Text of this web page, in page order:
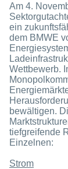
Am 4.
ein
dem BMWE
Wettbewerb.
bewältigen.
tiefgreifende
Einzelnen:
Strom